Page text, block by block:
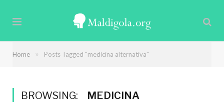
Home » Posts Tagged "medicina alternativa"
BROWSING:
MEDICINA